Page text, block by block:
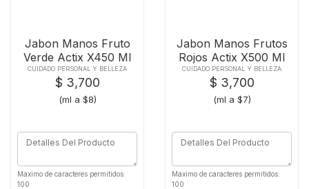
Jabon Manos Fruto
Verde Actix X450 Ml
CUIDADO PERSONAL Y BELLEZA
$ 3,700
(ml a $8)
Maximo de caracteres permitidos:
100
Jabon Manos Frutos
Rojos Actix X500 Ml
CUIDADO PERSONAL Y BELLEZA
$ 3,700
(ml a $7)
Maximo de caracteres permitidos:
100